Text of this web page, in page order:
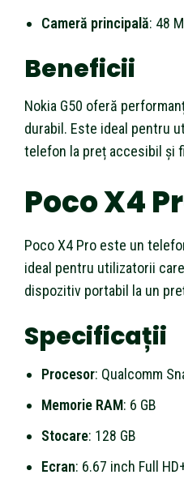
Cameră principală: 48
Beneficii
Nokia G50 oferă
durabil. Este ideal pentru
telefon la preț accesibil și
Poco X4
Poco X4 Pro este un
ideal pentru utilizatorii
dispozitiv portabil la un
Specificații
Procesor: Qualcomm
Memorie RAM: 6 GB
Stocare: 128 GB
Ecran: 6.67 inch Full